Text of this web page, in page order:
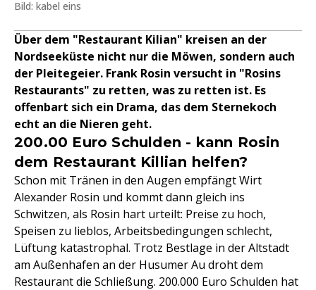
Bild: kabel eins
Über dem "Restaurant Kilian" kreisen an der
Nordseeküste nicht nur die Möwen, sondern auch
der Pleitegeier. Frank Rosin versucht in "Rosins
Restaurants" zu retten, was zu retten ist. Es
offenbart sich ein Drama, das dem Sternekoch
echt an die Nieren geht.
200.00 Euro Schulden - kann Rosin
dem Restaurant Killian helfen?
Schon mit Tränen in den Augen empfängt Wirt
Alexander Rosin und kommt dann gleich ins
Schwitzen, als Rosin hart urteilt: Preise zu hoch,
Speisen zu lieblos, Arbeitsbedingungen schlecht,
Lüftung katastrophal. Trotz Bestlage in der Altstadt
am Außenhafen an der Husumer Au droht dem
Restaurant die Schließung. 200.000 Euro Schulden hat